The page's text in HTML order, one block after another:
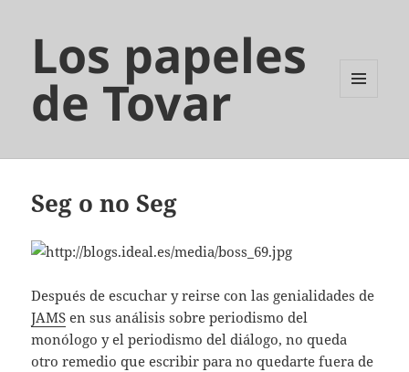
Los papeles
de Tovar
Seg o no Seg
Después de escuchar y reirse con las genialidades de
JAMS en sus análisis sobre periodismo del
monólogo y el periodismo del diálogo, no queda
otro remedio que escribir para no quedarte fuera de